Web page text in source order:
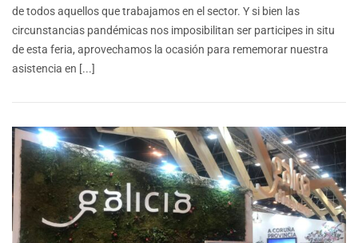
de todos aquellos que trabajamos en el sector. Y si bien las
circunstancias pandémicas nos imposibilitan ser participes in situ
de esta feria, aprovechamos la ocasión para rememorar nuestra
asistencia en [...]